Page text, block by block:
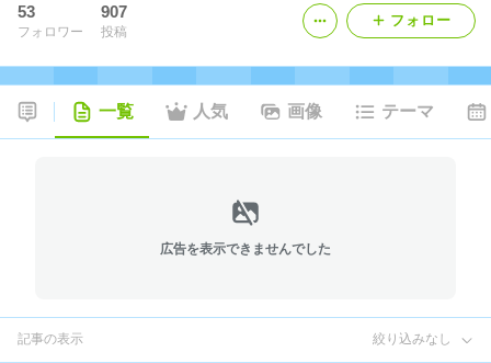
53
フォロワー
907
投稿
フォロー
一覧 人気 画像 テーマ
広告を表示できませんでした
記事の表示 絞り込みなし